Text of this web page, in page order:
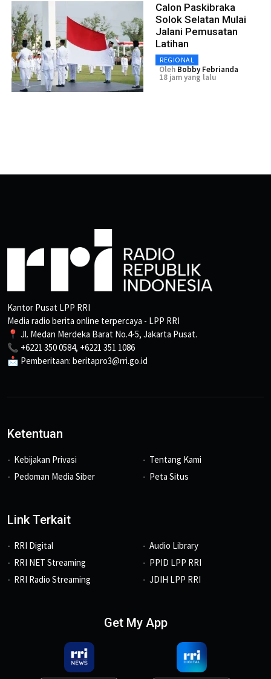
Calon Paskibraka
Solok Selatan Mulai
Jalani Pemusatan
Latihan
REGIONAL
Oleh Bobby Febrianda
18 jam yang lalu
Kantor Pusat LPP RRI
Media radio berita online terpercaya - LPP RRI
📍 Jl. Medan Merdeka Barat No.4-5, Jakarta Pusat.
📞 +6221 350 0584, +6221 351 1086
📩 Pemberitaan: beritapro3@rri.go.id
Ketentuan
Kebijakan Privasi
Pedoman Media Siber
Tentang Kami
Peta Situs
Link Terkait
RRI Digital
RRI NET Streaming
RRI Radio Streaming
Audio Library
PPID LPP RRI
JDIH LPP RRI
Get My App